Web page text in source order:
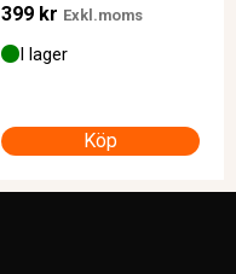
399 kr Exkl.moms
I lager
Köp